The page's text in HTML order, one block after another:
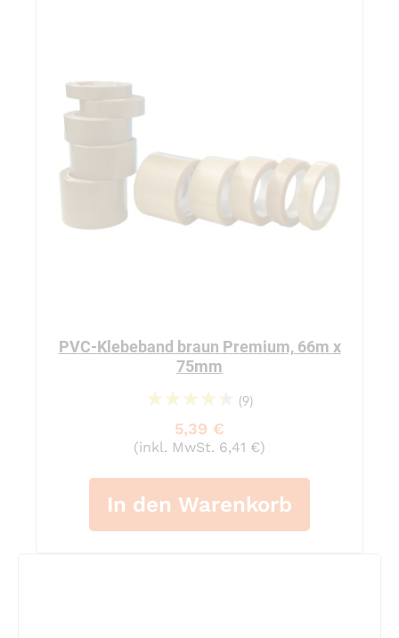
PVC-Klebeband braun Premium, 66m x
75mm
93%
(9)
5,39 €
(inkl. MwSt. 6,41 €)
In den Warenkorb